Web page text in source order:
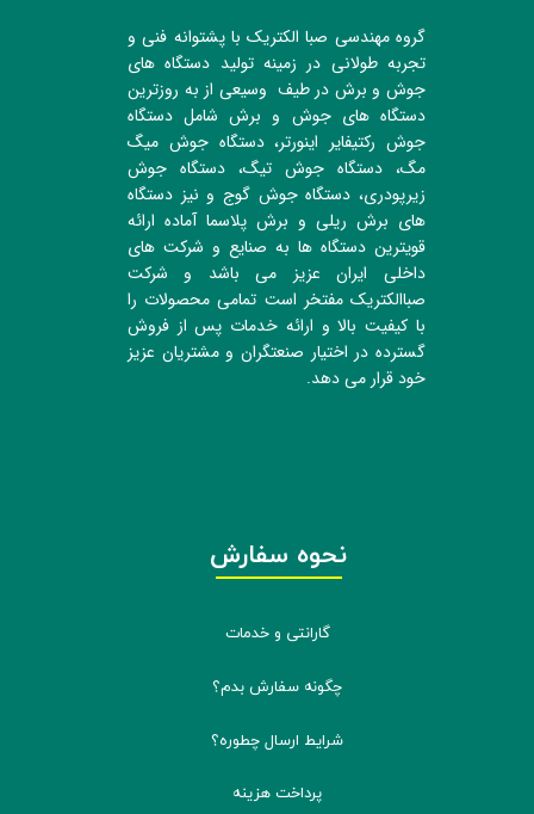
گروه مهندسی صبا الکتریک با پشتوانه فنی و
تجربه طولانی در زمینه تولید دستگاه های
جوش و برش در طیف وسیعی از به روزترین
دستگاه های جوش و برش شامل دستگاه
جوش رکتیفایر اینورتر، دستگاه جوش میگ
مگ، دستگاه جوش تیگ، دستگاه جوش
زیرپودری، دستگاه جوش گوج و نیز دستگاه
های برش ریلی و برش پلاسما آماده ارائه
قویترین دستگاه ها به صنایع و شرکت های
داخلی ایران عزیز می باشد و شرکت
صباالکتریک مفتخر است تمامی محصولات را
با کیفیت بالا و ارائه خدمات پس از فروش
گسترده در اختیار صنعتگران و مشتریان عزیز
خود قرار می دهد.
نحوه سفارش
گارانتی و خدمات
چگونه سفارش بدم؟
شرایط ارسال چطوره؟
پرداخت هزینه